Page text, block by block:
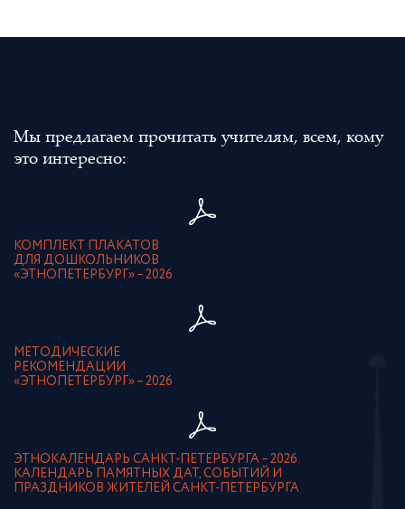
Мы предлагаем прочитать учителям, всем, кому
это интересно:
КОМПЛЕКТ ПЛАКАТОВ
ДЛЯ ДОШКОЛЬНИКОВ
«ЭТНОПЕТЕРБУРГ» – 2026
МЕТОДИЧЕСКИЕ
РЕКОМЕНДАЦИИ
«ЭТНОПЕТЕРБУРГ» – 2026
ЭТНОКАЛЕНДАРЬ САНКТ-ПЕТЕРБУРГА – 2026.
КАЛЕНДАРЬ ПАМЯТНЫХ ДАТ, СОБЫТИЙ И
ПРАЗДНИКОВ ЖИТЕЛЕЙ САНКТ-ПЕТЕРБУРГА